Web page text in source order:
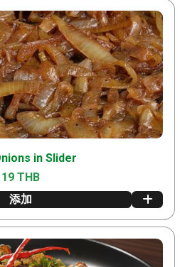
in Slider
19 THB
添加